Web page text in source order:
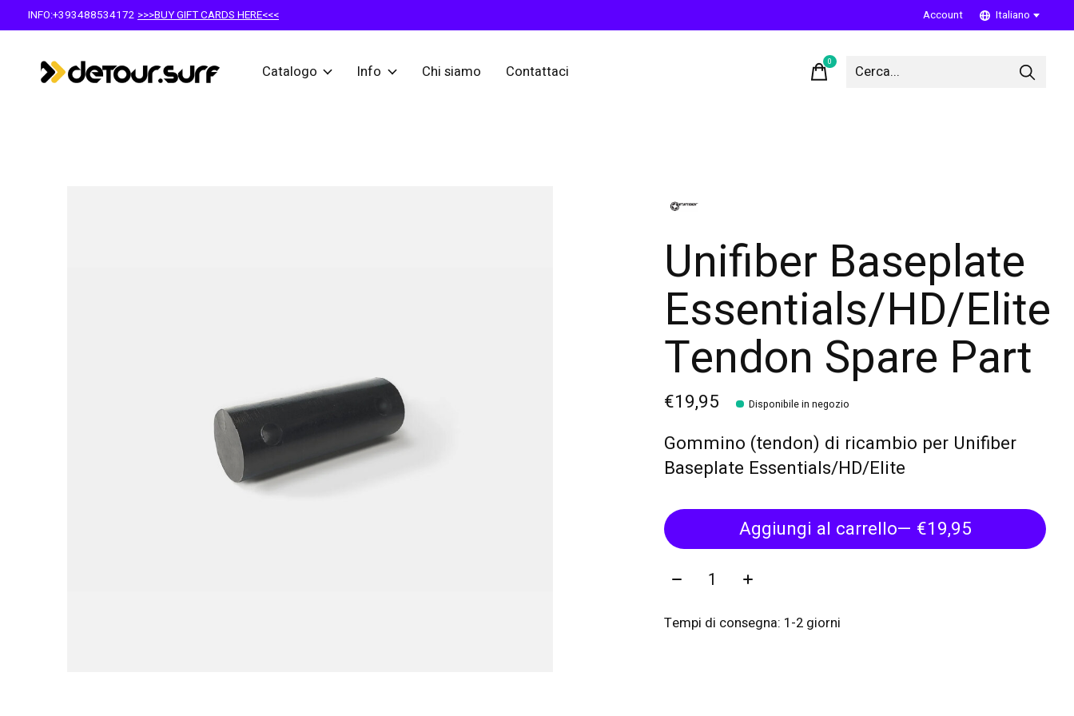
INFO:+393488534172 >>>BUY GIFT CARDS HERE<<< Account Italiano
Catalogo Info Chi siamo Contattaci
0items
Unifiber Baseplate
Essentials/HD/Elite
Tendon Spare Part
€19,95 Disponibile in negozio
Gommino (tendon) di ricambio per Unifiber
Baseplate Essentials/HD/Elite
Aggiungi al carrello
— €19,95
Quantità:
Tempi di consegna: 1-2 giorni